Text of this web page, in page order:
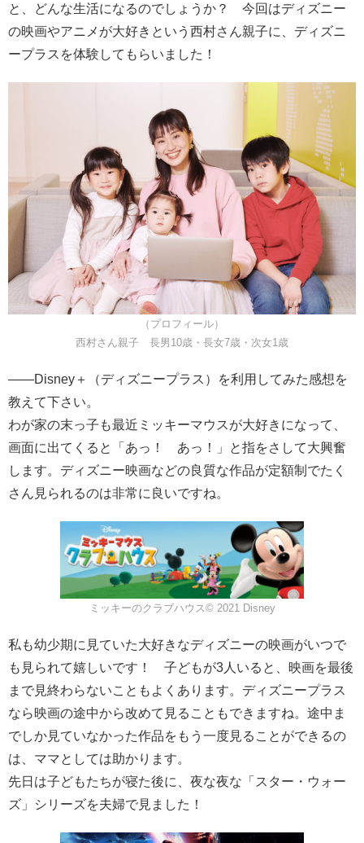
と、どんな生活になるのでしょうか？ 今回はディズニー
の映画やアニメが大好きという西村さん親子に、ディズニ
ープラスを体験してもらいました！
（プロフィール）
西村さん親子 長男10歳・長女7歳・次女1歳
――Disney＋（ディズニープラス）を利用してみた感想を
教えて下さい。
わが家の末っ子も最近ミッキーマウスが大好きになって、
画面に出てくると「あっ！ あっ！」と指をさして大興奮
します。ディズニー映画などの良質な作品が定額制でたく
さん見られるのは非常に良いですね。
ミッキーのクラブハウス© 2021 Disney
私も幼少期に見ていた大好きなディズニーの映画がいつで
も見られて嬉しいです！ 子どもが3人いると、映画を最後
まで見終わらないこともよくあります。ディズニープラス
なら映画の途中から改めて見ることもできますね。途中ま
でしか見ていなかった作品をもう一度見ることができるの
は、ママとしては助かります。
先日は子どもたちが寝た後に、夜な夜な「スター・ウォー
ズ」シリーズを夫婦で見ました！